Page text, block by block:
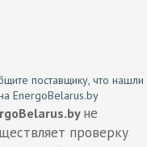
поставщику, что нашли
EnergoBelarus.by
не
проверку